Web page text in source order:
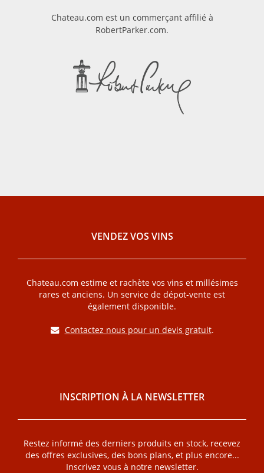
Chateau.com est un commerçant affilié à
RobertParker.com.
VENDEZ VOS VINS
Chateau.com estime et rachète vos vins et millésimes
rares et anciens. Un service de dépot-vente est
également disponible.
Contactez nous pour un devis gratuit.
INSCRIPTION À LA NEWSLETTER
Restez informé des derniers produits en stock, recevez
des offres exclusives, des bons plans, et plus encore...
Inscrivez vous à notre newsletter.